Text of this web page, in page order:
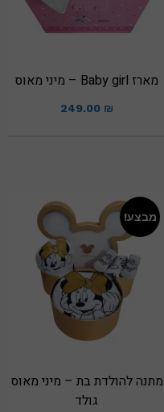
מארז Baby girl – מיני מאוס
249.00 ₪
מבצע!
מתנה להולדת בת – מיני מאוס
גולד